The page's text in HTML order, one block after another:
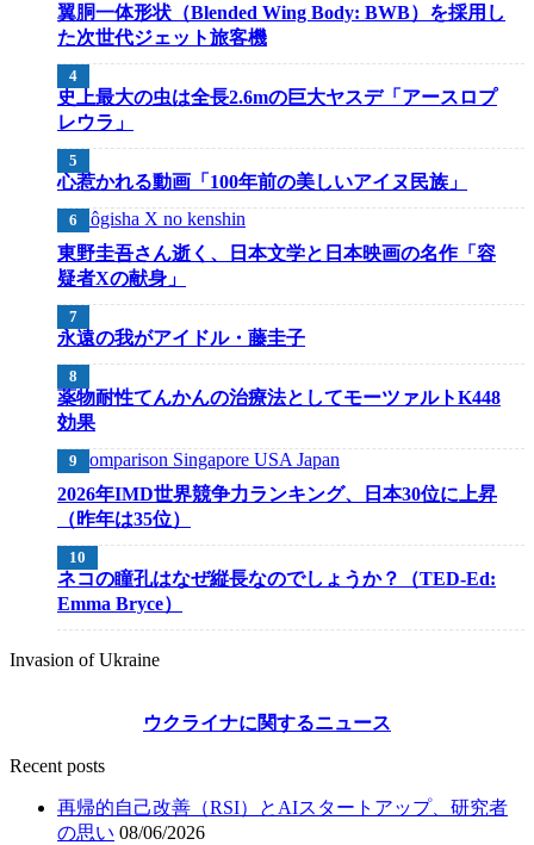
翼胴一体形状（Blended Wing Body: BWB）を採用し
た次世代ジェット旅客機
史上最大の虫は全長2.6mの巨大ヤスデ「アースロプ
レウラ」
心惹かれる動画「100年前の美しいアイヌ民族」
東野圭吾さん逝く、日本文学と日本映画の名作「容
疑者Xの献身」
永遠の我がアイドル・藤圭子
薬物耐性てんかんの治療法としてモーツァルトK448
効果
2026年IMD世界競争力ランキング、日本30位に上昇
（昨年は35位）
ネコの瞳孔はなぜ縦長なのでしょうか？（TED-Ed:
Emma Bryce）
Invasion of Ukraine
ウクライナに関するニュース
Recent posts
再帰的自己改善（RSI）とAIスタートアップ、研究者
の思い 08/06/2026